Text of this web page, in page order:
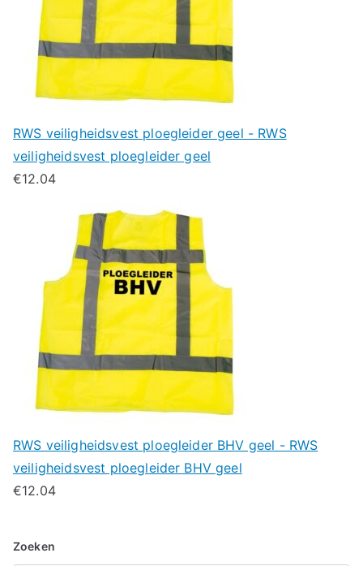
RWS veiligheidsvest ploegleider geel - RWS
veiligheidsvest ploegleider geel
€12.04
RWS veiligheidsvest ploegleider BHV geel - RWS
veiligheidsvest ploegleider BHV geel
€12.04
Zoeken